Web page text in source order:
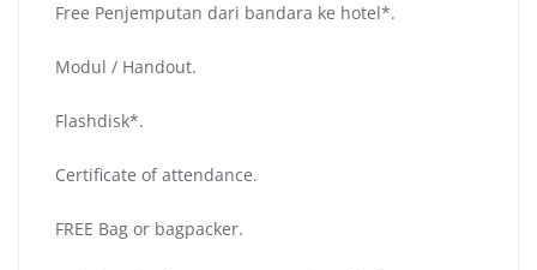
Free Penjemputan dari bandara ke hotel*.
Modul / Handout.
Flashdisk*.
Certificate of attendance.
FREE Bag or bagpacker.